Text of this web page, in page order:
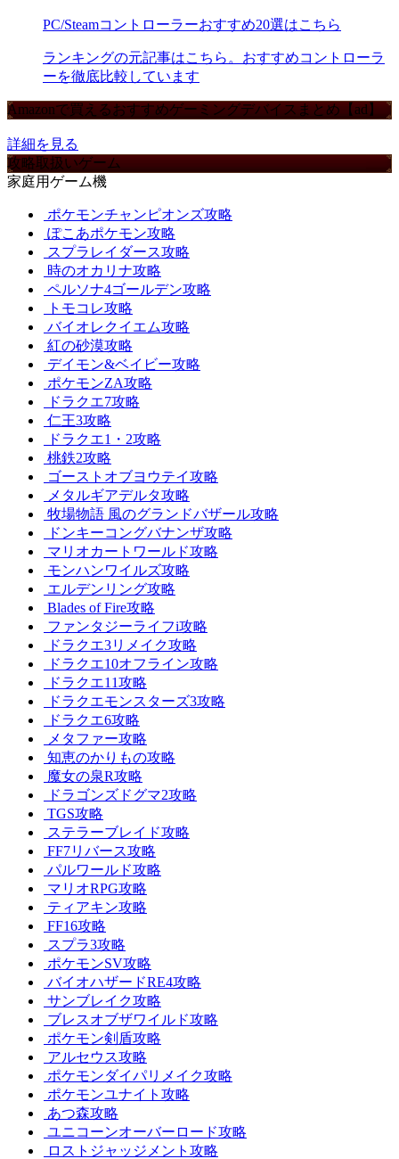
PC/Steamコントローラーおすすめ20選はこちら
ランキングの元記事はこちら。おすすめコントローラ
ーを徹底比較しています
Amazonで買えるおすすめゲーミングデバイスまとめ【ad】
詳細を見る
攻略取扱いゲーム
家庭用ゲーム機
ポケモンチャンピオンズ攻略
ぽこあポケモン攻略
スプラレイダース攻略
時のオカリナ攻略
ペルソナ4ゴールデン攻略
トモコレ攻略
バイオレクイエム攻略
紅の砂漠攻略
デイモン&ベイビー攻略
ポケモンZA攻略
ドラクエ7攻略
仁王3攻略
ドラクエ1・2攻略
桃鉄2攻略
ゴーストオブヨウテイ攻略
メタルギアデルタ攻略
牧場物語 風のグランドバザール攻略
ドンキーコングバナンザ攻略
マリオカートワールド攻略
モンハンワイルズ攻略
エルデンリング攻略
Blades of Fire攻略
ファンタジーライフi攻略
ドラクエ3リメイク攻略
ドラクエ10オフライン攻略
ドラクエ11攻略
ドラクエモンスターズ3攻略
ドラクエ6攻略
メタファー攻略
知恵のかりもの攻略
魔女の泉R攻略
ドラゴンズドグマ2攻略
TGS攻略
ステラーブレイド攻略
FF7リバース攻略
パルワールド攻略
マリオRPG攻略
ティアキン攻略
FF16攻略
スプラ3攻略
ポケモンSV攻略
バイオハザードRE4攻略
サンブレイク攻略
ブレスオブザワイルド攻略
ポケモン剣盾攻略
アルセウス攻略
ポケモンダイパリメイク攻略
ポケモンユナイト攻略
あつ森攻略
ユニコーンオーバーロード攻略
ロストジャッジメント攻略